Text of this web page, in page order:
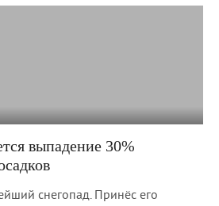
выпадение 30%
снегопад. Принёс его